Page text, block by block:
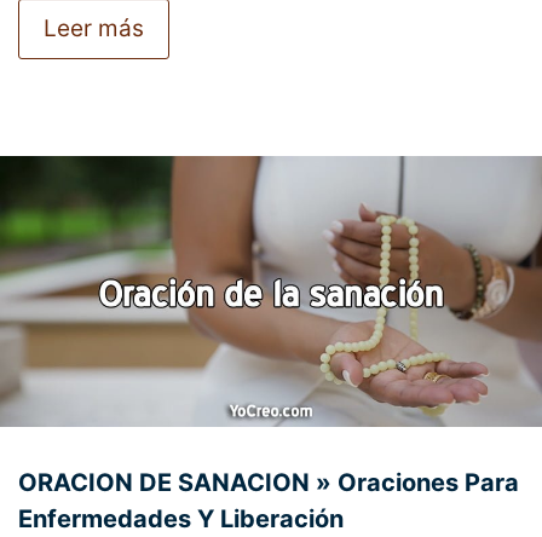
Leer más
ORACION DE SANACION » Oraciones Para
Enfermedades Y Liberación